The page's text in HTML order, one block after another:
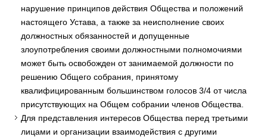
нарушение принципов действия Общества и положений
настоящего Устава, а также за неисполнение своих
должностных обязанностей и допущенные
злоупотребления своими должностными полномочиями
может быть освобожден от занимаемой должности по
решению Общего собрания, принятому
квалифицированным большинством голосов 3/4 от числа
присутствующих на Общем собрании членов Общества.
Для представления интересов Общества перед третьими
лицами и организации взаимодействия с другими